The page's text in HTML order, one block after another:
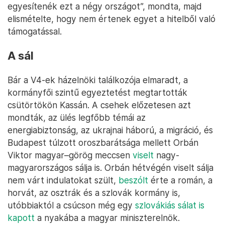
egyesítenék ezt a négy országot”, mondta, majd
elismételte, hogy nem értenek egyet a hitelből való
támogatással.
A sál
Bár a V4-ek házelnöki találkozója elmaradt, a
kormányfői szintű egyeztetést megtartották
csütörtökön Kassán. A csehek előzetesen azt
mondták, az ülés legfőbb témái az
energiabiztonság, az ukrajnai háború, a migráció, és
Budapest túlzott oroszbarátsága mellett Orbán
Viktor magyar–görög meccsen viselt nagy-
magyarországos sálja is. Orbán hétvégén viselt sálja
nem várt indulatokat szült, beszólt érte a román, a
horvát, az osztrák és a szlovák kormány is,
utóbbiaktól a csúcson még egy szlovákiás sálat is
kapott a nyakába a magyar miniszterelnök.